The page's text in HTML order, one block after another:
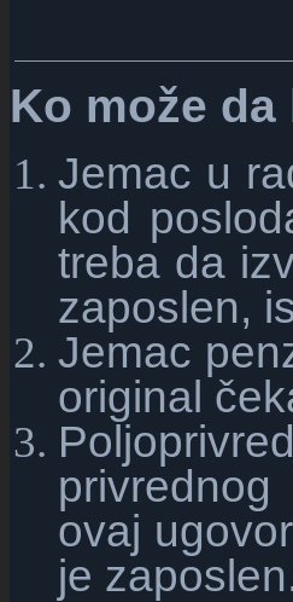
Ko može
Jemac u
kod
treba da
zaposlen,
Jemac
original
P
ovaj
je